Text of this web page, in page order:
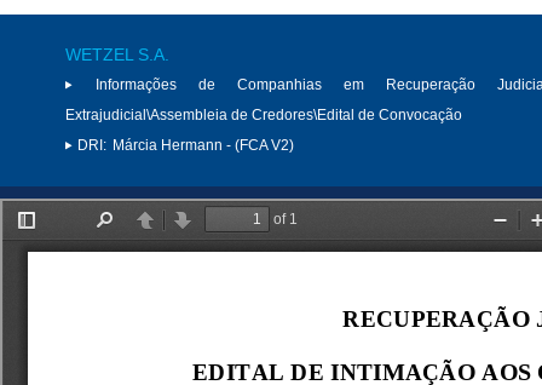
WETZEL S.A.
Informações de Companhias em Recuperação
Extrajudicial\Assembleia de Credores\Edital de Convocação
DRI: Márcia Hermann - (FCA V2)